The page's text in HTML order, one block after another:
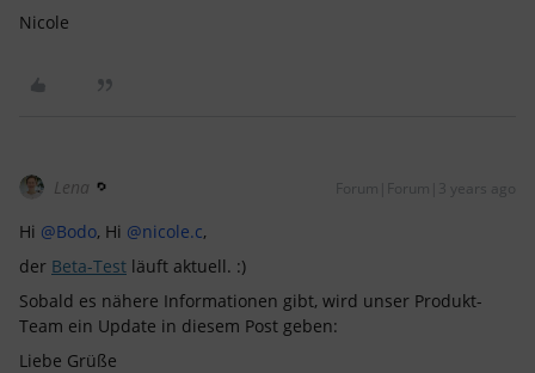
Nicole
Lena Forum|Forum|3 years ago
Hi @Bodo, Hi @nicole.c,
der Beta-Test läuft aktuell. :)
Sobald es nähere Informationen gibt, wird unser Produkt-
Team ein Update in diesem Post geben:
Liebe Grüße